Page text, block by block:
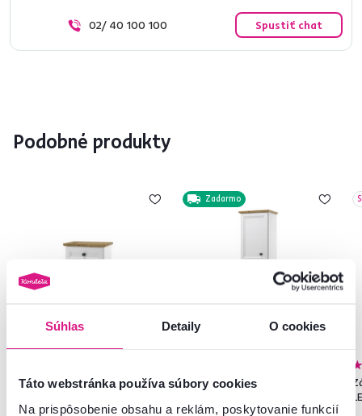
Súhlas Detaily O cookies
Táto webstránka používa súbory cookies
Na prispôsobenie obsahu a reklám, poskytovanie funkcií
02/ 40 100 100 Spustiť chat
Podobné produkty
Spodná skrinka, biela/dub
Zadarmo
Vysoká skrinka, biela/dub